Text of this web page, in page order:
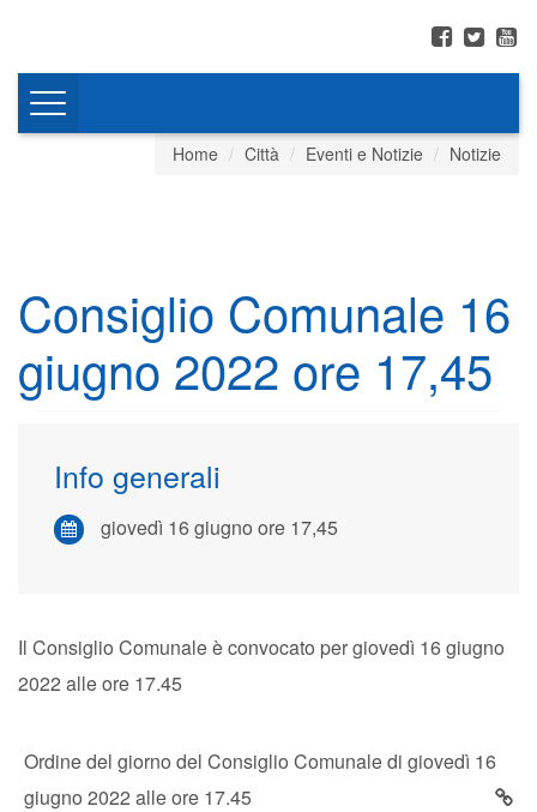
Toggle
Home
Città Eventi e Notizie Notizie
Consiglio Comunale 16
giugno 2022 ore 17,45
Info generali
giovedì 16 giugno ore 17,45
Il Consiglio Comunale è convocato per giovedì 16 giugno
2022 alle ore 17.45
Ordine del giorno del Consiglio Comunale di giovedì 16
giugno 2022 alle ore 17.45